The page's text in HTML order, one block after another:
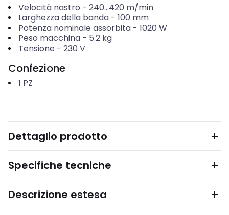
Velocità nastro - 240...420 m/min
Larghezza della banda- 100 mm
Potenza nominale assorbita- 1020 W
Peso macchina- 5.2 kg
Tensione - 230 V
Confezione
1 PZ
Dettaglio prodotto
Specifiche tecniche
Descrizione estesa